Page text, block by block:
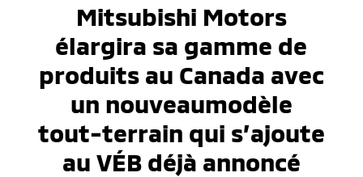
Mitsubishi Motors
élargira sa gamme de
produits au Canada avec
un nouveaumodèle
tout-terrain qui s’ajoute
au VÉB déjà annoncé